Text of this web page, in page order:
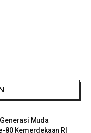
Muda
80 Kemerdekaan RI